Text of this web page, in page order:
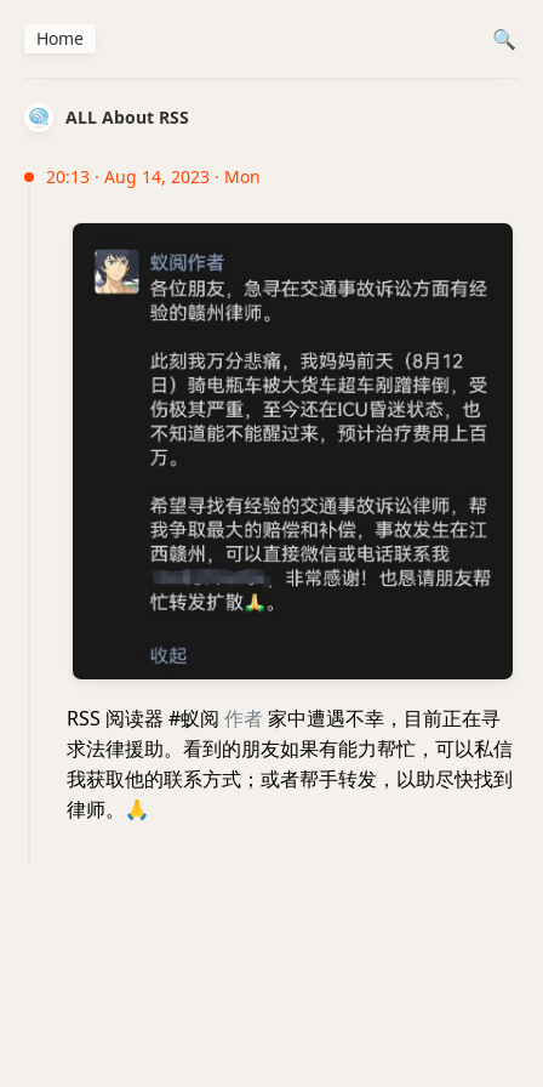
ALL About RSS
20:13 · Aug 14, 2023 · Mon
RSS 阅读器 #蚁阅 作者家中遭遇不幸，目前正在寻
求法律援助。看到的朋友如果有能力帮忙，可以私信
我获取他的联系方式；或者帮手转发，以助尽快找到
律师。 🙏
Home